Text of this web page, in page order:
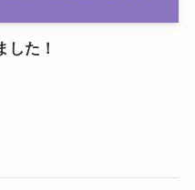
した！